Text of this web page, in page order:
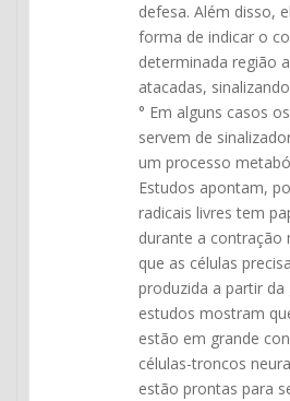
defesa. Além disso,
forma de indicar o
determinada região
atacadas,
° Em alguns casos
servem de
um processo
Estudos apontam,
radicais livres tem
durante a contração
que as células
produzida a partir da
estudos mostram
estão em grande
células-troncos
estão prontas para